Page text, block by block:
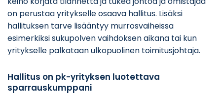
on perustaa yritykselle osaava hallitus. Lisäksi
hallituksen tarve lisääntyy murrosvaiheissa
esimerkiksi sukupolven vaihdoksen aikana tai kun
yritykselle palkataan ulkopuolinen toimitusjohtaja.
Hallitus on pk-yrityksen luotettava
sparrauskumppani